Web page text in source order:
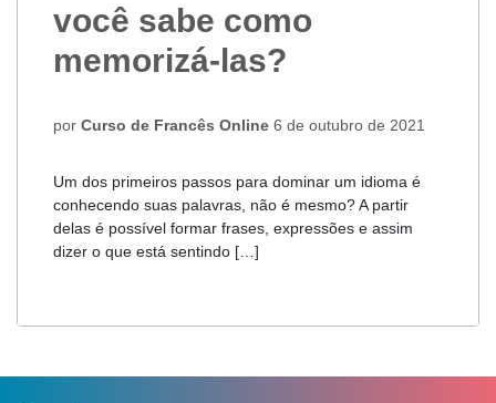
você sabe como
memorizá-las?
por Curso de Francês Online 6 de outubro de 2021
Um dos primeiros passos para dominar um idioma é
conhecendo suas palavras, não é mesmo? A partir
delas é possível formar frases, expressões e assim
dizer o que está sentindo […]